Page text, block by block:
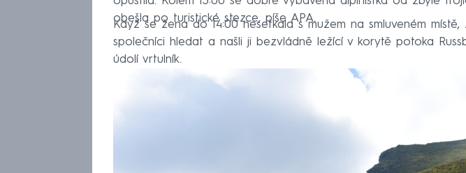
obešla po turistické stezce, píše APA.
Když se žena do 14:00 nesetkala s mužem na smluveném
společníci hledat a našli ji bezvládně ležící v korytě potoka
údolí vrtulník.